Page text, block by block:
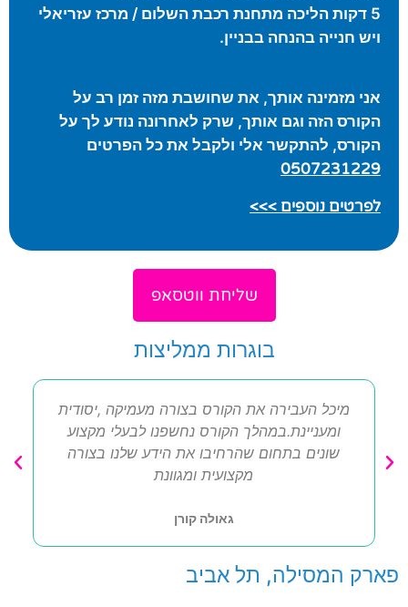
5 דקות הליכה מתחנת רכבת השלום / מרכז עזריאלי
ויש חנייה בהנחה בבניין.
אני מזמינה אותך, את שחושבת מזה זמן רב על
הקורס הזה וגם אותך, שרק לאחרונה נודע לך על
הקורס, להתקשר אלי ולקבל את כל הפרטים
0507231229
לפרטים נוספים >>>
שליחת ווטסאפ
בוגרות ממליצות
מיכל העבירה את הקורס בצורה מעמיקה ,יסודית
ומעניינת.במהלך הקורס נחשפנו לבעלי מקצוע
שונים בתחום שהרחיבו את הידע שלנו בצורה
מקצועית ומגוונת
גאולה קורן
פארק המסילה, תל אביב